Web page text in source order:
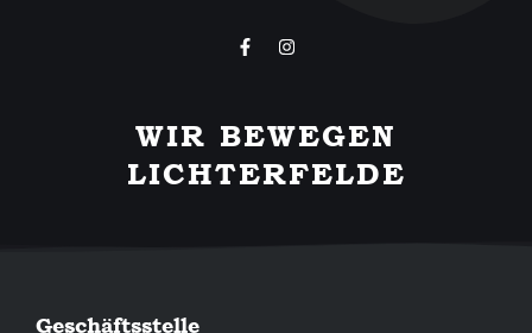
F
a
o
o
k
-
I
n
g
r
a
m
WIR BEWEGEN
LICHTERFELDE
Geschäftsstelle